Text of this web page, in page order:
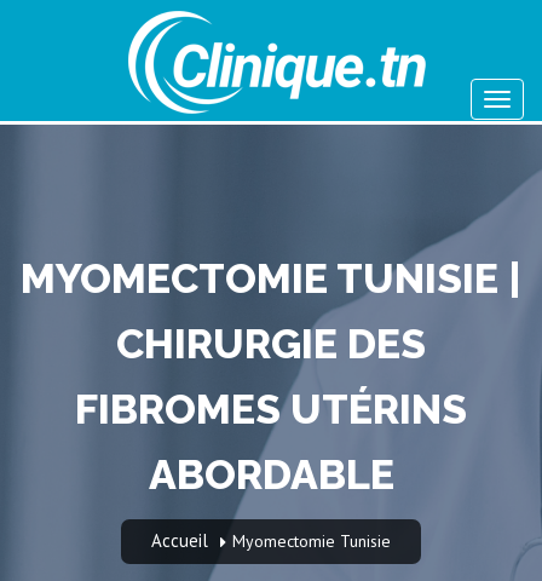
MYOMECTOMIE TUNISIE |
CHIRURGIE DES
FIBROMES UTÉRINS
ABORDABLE
Accueil Myomectomie Tunisie